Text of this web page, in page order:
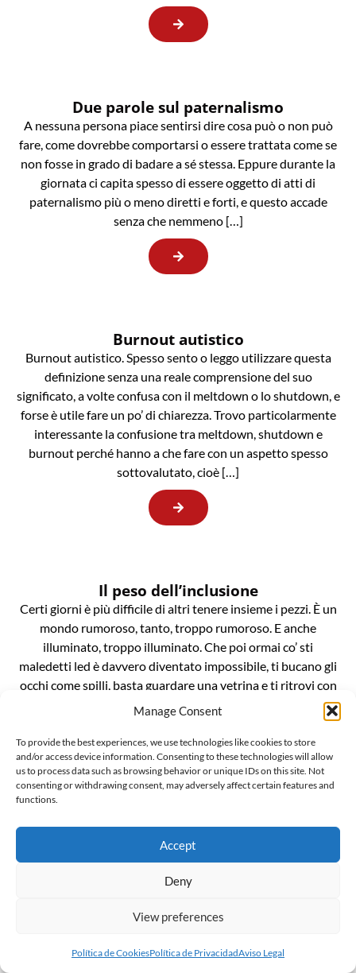
Manage Consent
To provide the best experiences, we use technologies like cookies to store
and/or access device information. Consenting to these technologies will allow
us to process data such as browsing behavior or unique IDs on this site. Not
consenting or withdrawing consent, may adversely affect certain features and
functions.
Accept
Deny
View preferences
Política de CookiesPolítica de PrivacidadAviso Legal
Due parole sul paternalismo
A nessuna persona piace sentirsi dire cosa può o non può
fare, come dovrebbe comportarsi o essere trattata come se
non fosse in grado di badare a sé stessa. Eppure durante la
giornata ci capita spesso di essere oggetto di atti di
paternalismo più o meno diretti e forti, e questo accade
senza che nemmeno […]
Burnout autistico
Burnout autistico. Spesso sento o leggo utilizzare questa
definizione senza una reale comprensione del suo
significato, a volte confusa con il meltdown o lo shutdown, e
forse è utile fare un po’ di chiarezza. Trovo particolarmente
interessante la confusione tra meltdown, shutdown e
burnout perché hanno a che fare con un aspetto spesso
sottovalutato, cioè […]
Il peso dell’inclusione
Certi giorni è più difficile di altri tenere insieme i pezzi. È un
mondo rumoroso, tanto, troppo rumoroso. E anche
illuminato, troppo illuminato. Che poi ormai co’ sti
maledetti led è davvero diventato impossibile, ti bucano gli
occhi come spilli, basta guardare una vetrina e ti ritrovi con
le cornee bruciate. È un casino da […]
L’invenzionde della “gender ideology”
Il mondo sussulta incredulo alla notizia che Penny Polar
Bear, compagna di scuola di Peppa pig, ha raccontato alle
compagne e ai compagni di classe di avere due mamme. E
gender”. Ma voglio darvi una notizia ancora più
esiste, è […]